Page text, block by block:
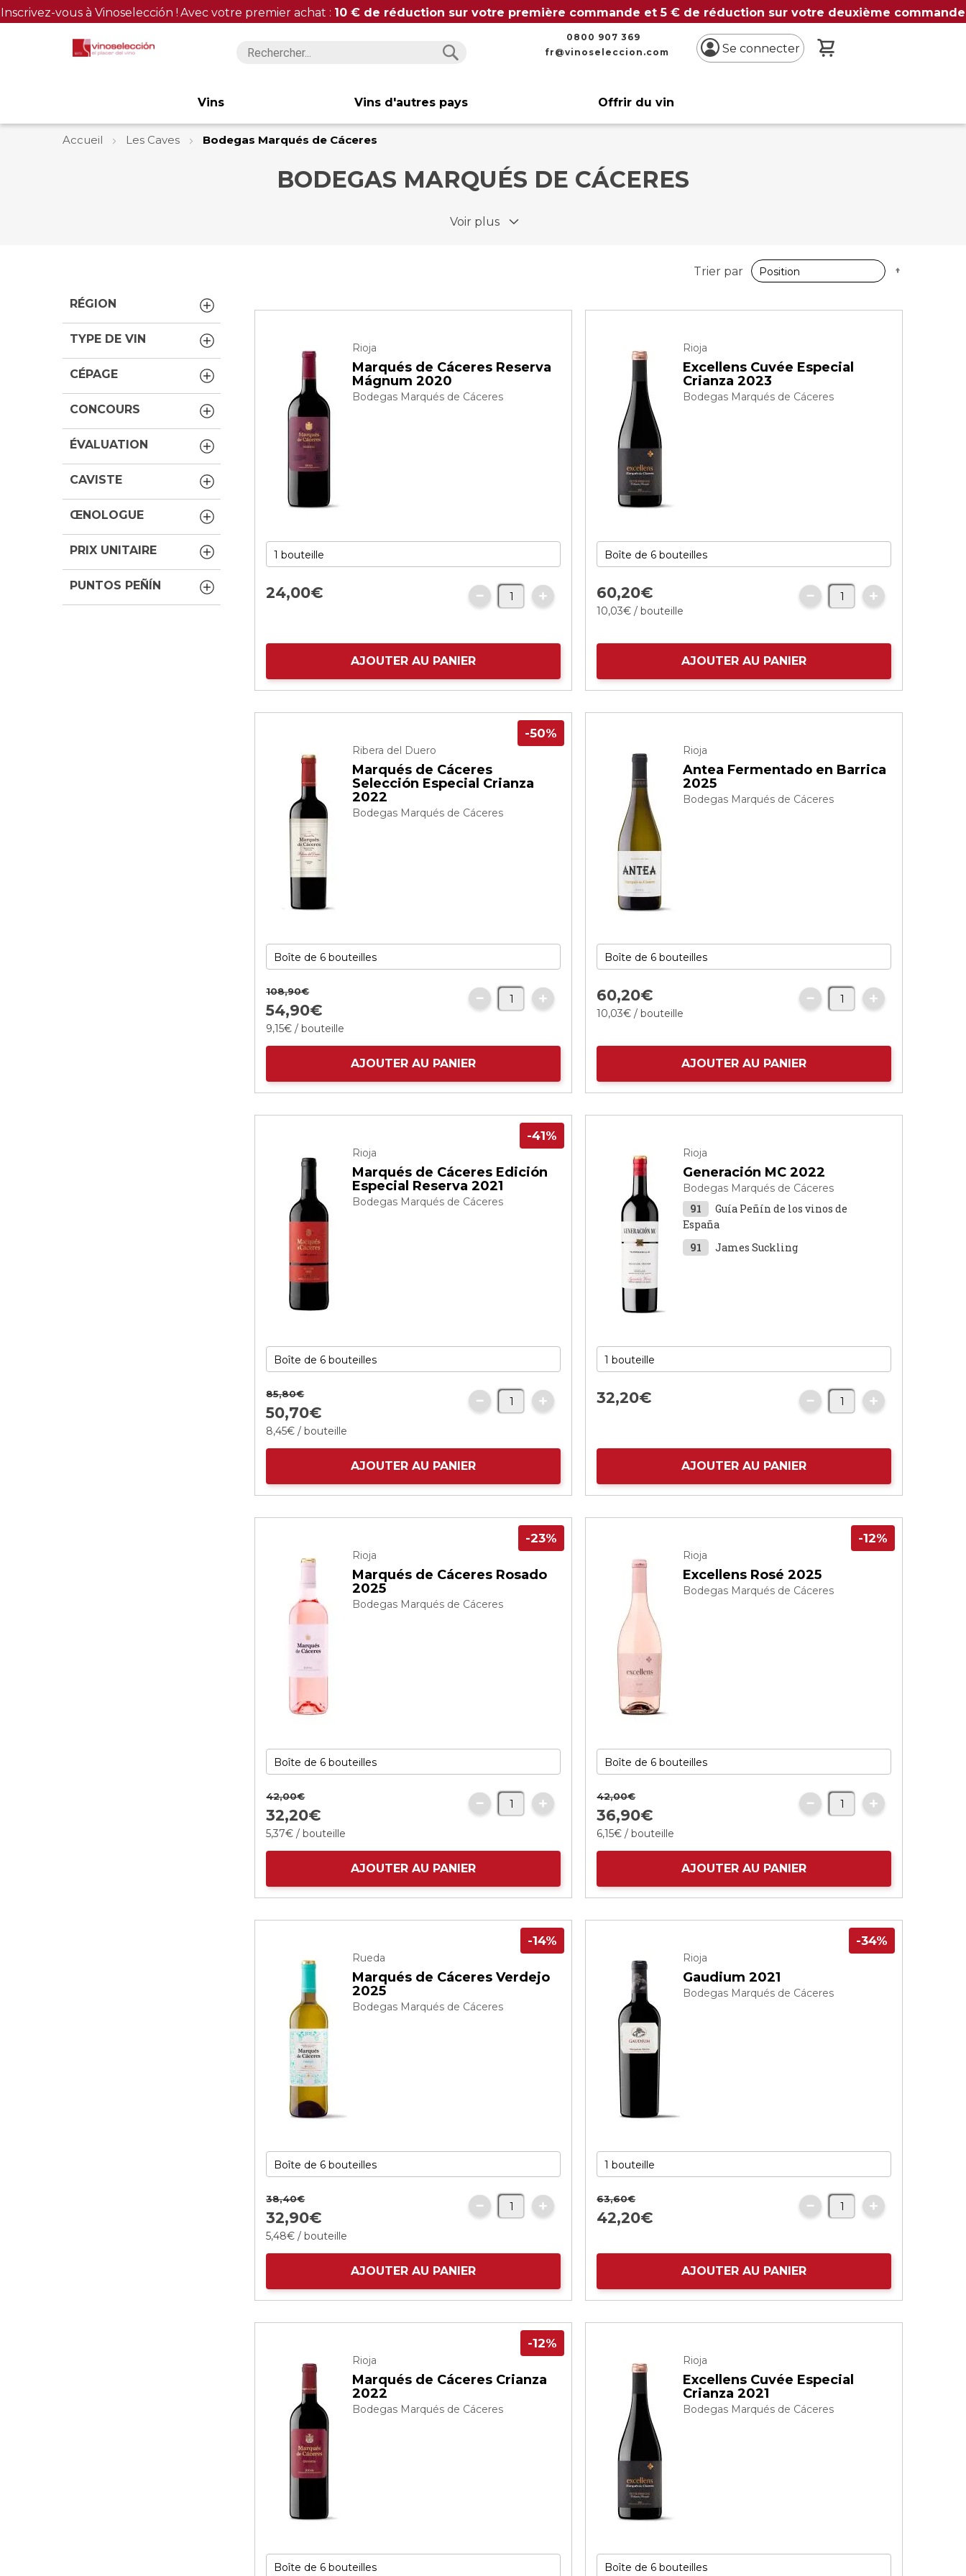
Inscrivez-vous à Vinoselección ! Avec votre premier achat : 10 € de réduction sur votre première commande et 5 € de réduction sur votre deuxième commande
0800 907 369
fr@vinoseleccion.com
Se connecter
Vins Vins d'autres pays Offrir du vin
Accueil Les Caves Bodegas Marqués de Cáceres
BODEGAS MARQUÉS DE CÁCERES
Voir plus
Trier par
Rioja
Marqués de Cáceres Reserva
Mágnum 2020
Bodegas Marqués de Cáceres
24,00€
AJOUTER AU PANIER
Rioja
Excellens Cuvée Especial
Crianza 2023
Bodegas Marqués de Cáceres
60,20€
10,03€ / bouteille
AJOUTER AU PANIER
Ribera del Duero
Marqués de Cáceres
Selección Especial Crianza
2022
Bodegas Marqués de Cáceres
-50%
108,90€
54,90€
9,15€ / bouteille
AJOUTER AU PANIER
Rioja
Antea Fermentado en Barrica
2025
Bodegas Marqués de Cáceres
60,20€
10,03€ / bouteille
AJOUTER AU PANIER
Rioja
Marqués de Cáceres Edición
Especial Reserva 2021
Bodegas Marqués de Cáceres
-41%
85,80€
50,70€
8,45€ / bouteille
AJOUTER AU PANIER
Rioja
Generación MC 2022
Bodegas Marqués de Cáceres
91
Guía Peñín de los vinos de
España
91
James Suckling
32,20€
AJOUTER AU PANIER
Rioja
Marqués de Cáceres Rosado
2025
Bodegas Marqués de Cáceres
-23%
42,00€
32,20€
5,37€ / bouteille
AJOUTER AU PANIER
Rioja
Excellens Rosé 2025
Bodegas Marqués de Cáceres
-12%
42,00€
36,90€
6,15€ / bouteille
AJOUTER AU PANIER
Rueda
Marqués de Cáceres Verdejo
2025
Bodegas Marqués de Cáceres
-14%
38,40€
32,90€
5,48€ / bouteille
AJOUTER AU PANIER
Rioja
Gaudium 2021
Bodegas Marqués de Cáceres
-34%
63,60€
42,20€
AJOUTER AU PANIER
Rioja
Marqués de Cáceres Crianza
2022
Bodegas Marqués de Cáceres
-12%
Rioja
Excellens Cuvée Especial
Crianza 2021
Bodegas Marqués de Cáceres
RÉGION
TYPE DE VIN
CÉPAGE
CONCOURS
ÉVALUATION
CAVISTE
ŒNOLOGUE
PRIX UNITAIRE
PUNTOS PEÑÍN